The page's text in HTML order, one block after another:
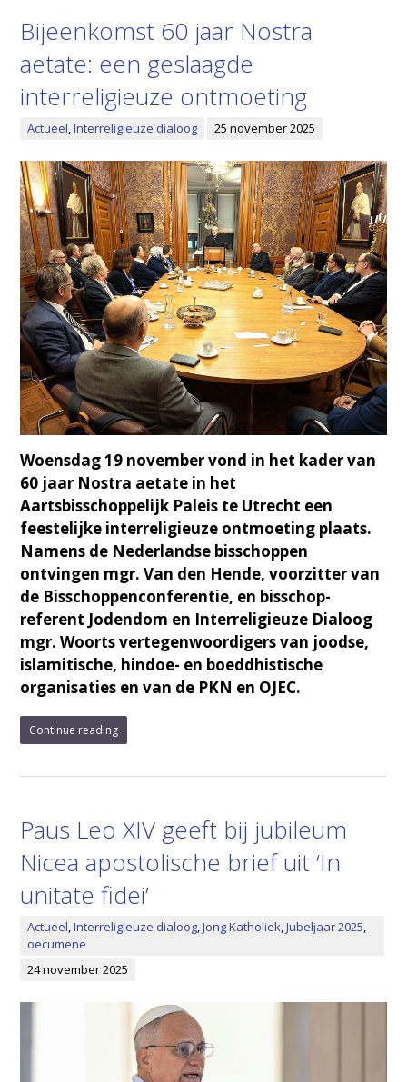
Bijeenkomst 60 jaar Nostra
aetate: een geslaagde
interreligieuze ontmoeting
Actueel,Interreligieuze dialoog 25 november 2025
Woensdag 19 november vond in het kader van
60 jaar Nostra aetate in het
Aartsbisschoppelijk Paleis te Utrecht een
feestelijke interreligieuze ontmoeting plaats.
Namens de Nederlandse bisschoppen
ontvingen mgr. Van den Hende, voorzitter van
de Bisschoppenconferentie, en bisschop-
referent Jodendom en Interreligieuze Dialoog
mgr. Woorts vertegenwoordigers van joodse,
islamitische, hindoe- en boeddhistische
organisaties en van de PKN en OJEC.
Continue reading
Paus Leo XIV geeft bij jubileum
Nicea apostolische brief uit ‘In
unitate fidei’
Actueel,Interreligieuze dialoog,Jong Katholiek,Jubeljaar 2025,
oecumene
24 november 2025